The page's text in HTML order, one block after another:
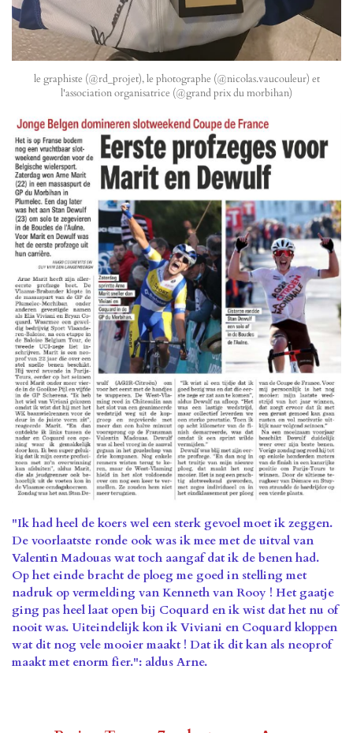
le graphiste (@rd_projet), le photographe (@nicolas.vaucouleur) et
l'association organisatrice (@grand prix du morbihan)
"Ik had heel de koers wel een sterk gevoel moet ik zeggen.
De voorlaatste ronde ook was ik mee met de uitval van
Valentin Madouas wat toch aangaf dat ik de benen had.
Op het einde bracht de ploeg me goed in stelling met
nadruk op vermelding van Kenneth van Rooy ! Het gaatje
ging pas heel laat open bij Coquard en ik wist dat het nu of
nooit was. Uiteindelijk kon ik Viviani en Coquard kloppen
wat dit nog vele mooier maakt ! Dat ik dit kan als neoprof
maakt met enorm fier.": aldus Arne.